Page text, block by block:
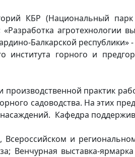
КБР (Национальный парк
агротехнологии
Балкарской республики»
института горного и
практик
садоводства. На этих
Кафедра
и
Венчурная выставка-